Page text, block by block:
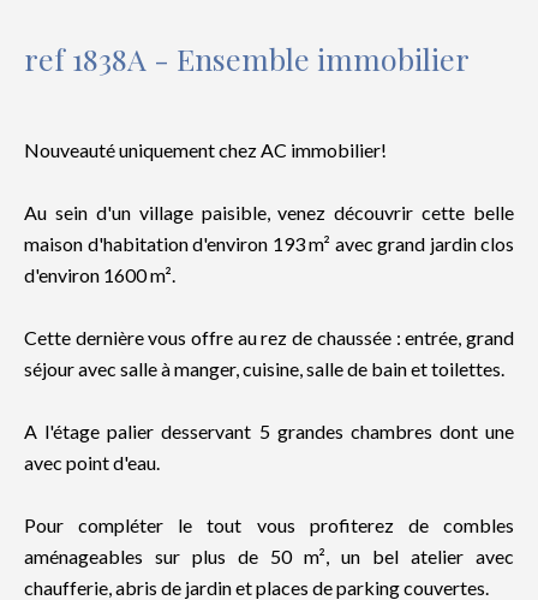
ref 1838A - Ensemble immobilier
Nouveauté uniquement chez AC immobilier!
Au sein d'un village paisible, venez découvrir cette belle
maison d'habitation d'environ 193 m² avec grand jardin clos
d'environ 1600 m².
Cette dernière vous offre au rez de chaussée : entrée, grand
séjour avec salle à manger, cuisine, salle de bain et toilettes.
A l'étage palier desservant 5 grandes chambres dont une
avec point d'eau.
Pour compléter le tout vous profiterez de combles
aménageables sur plus de 50 m², un bel atelier avec
chaufferie, abris de jardin et places de parking couvertes.